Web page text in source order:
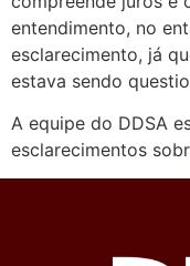
entendimento, no
esclarecimento, já
estava sendo
A equipe do DDSA
esclarecimentos